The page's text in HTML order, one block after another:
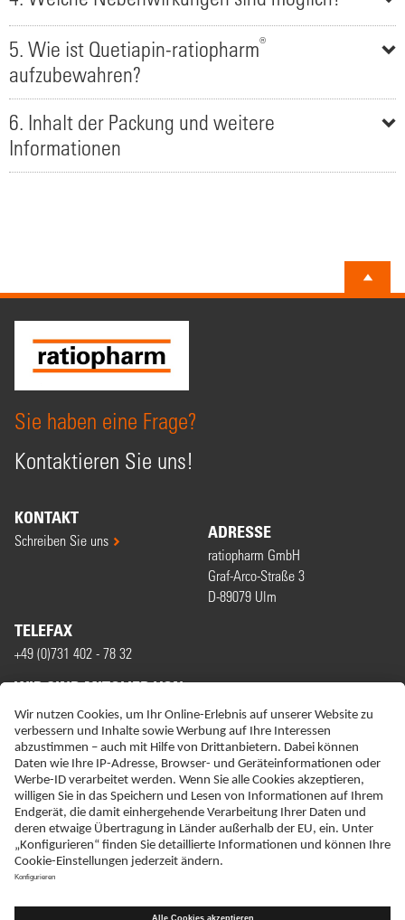
5. Wie ist Quetiapin-ratiopharm®
aufzubewahren?
6. Inhalt der Packung und weitere
Informationen
Sie haben eine Frage?
Kontaktieren Sie uns!
KONTAKT
Schreiben Sie uns ADRESSE
ratiopharm GmbH
Graf-Arco-Straße 3
D-89079 Ulm
TELEFAX
+49 (0)731 402 - 78 32
WIR SIND MITGLIED VON
ERKLÄRUNG ZUR BARRIEREFREIHEIT
IMPRESSUM
NEBENWIRKUNGSANZEIGEN